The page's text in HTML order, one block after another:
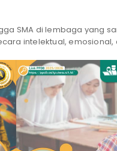
SMA di lembaga yang
intelektual, emosional,